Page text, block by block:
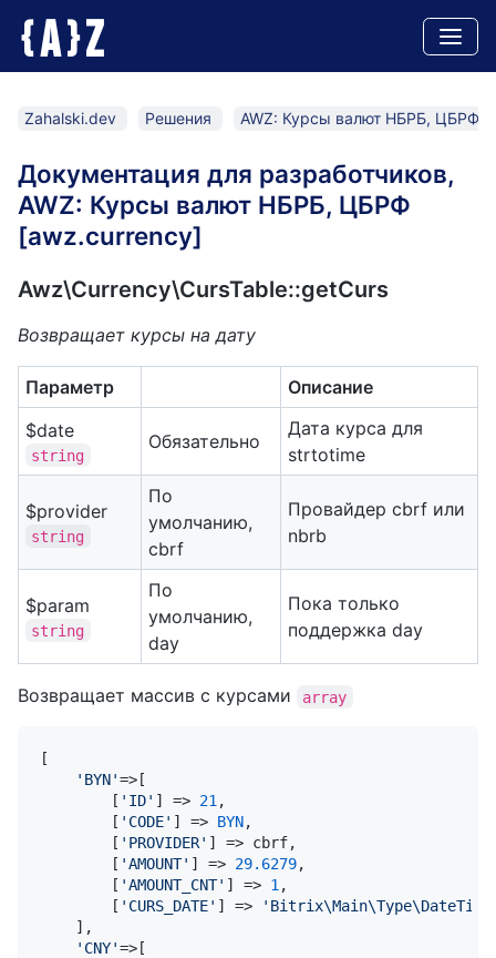
{A}Z
Zahalski.dev Решения AWZ: Курсы валют НБРБ, ЦБРФ
Документация для разработчиков,
AWZ: Курсы валют НБРБ, ЦБРФ
[awz.currency]
Awz\Currency\CursTable::getCurs
Возвращает курсы на дату
Параметр
Описание
$date
string
Обязательно
Дата курса для
strtotime
$provider
string
По
умолчанию,
cbrf
Провайдер cbrf или
nbrb
$param
string
По
умолчанию,
day
Пока только
поддержка day
Возвращает массив с курсами array
[
'BYN'=>[
        [
'ID' ] => 21 ,
        [
'CODE' ] => BYN,
        [
'PROVIDER' ] => cbrf,
        [
'AMOUNT' ] => 29.6279,
        [
'AMOUNT_CNT' ] => 1 ,
        [
'CURS_DATE' ] =>
    ],
'CNY'=>[